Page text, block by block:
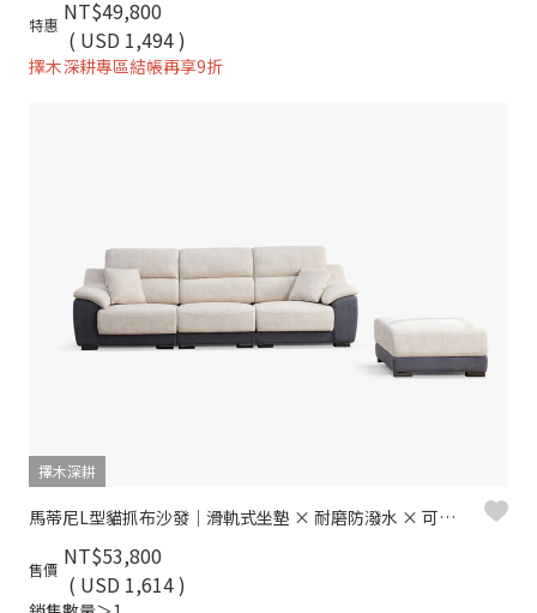
特惠 NT$49,800
( USD 1,494 )
擇木深耕專區結帳再享9折
擇木深耕
馬蒂尼L型貓抓布沙發｜滑軌式坐墊 × 耐磨防潑水 × 可拆洗布套 – 擇木深耕
售價 NT$53,800
( USD 1,614 )